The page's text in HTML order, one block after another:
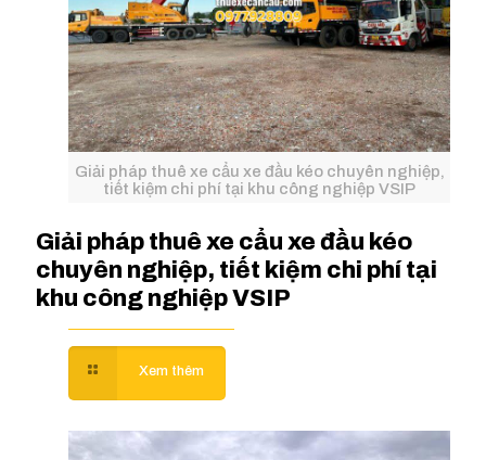
Giải pháp thuê xe cẩu xe đầu kéo chuyên nghiệp,
tiết kiệm chi phí tại khu công nghiệp VSIP
Giải pháp thuê xe cẩu xe đầu kéo
chuyên nghiệp, tiết kiệm chi phí tại
khu công nghiệp VSIP